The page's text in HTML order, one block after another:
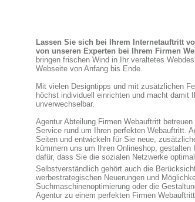
Lassen Sie sich bei Ihrem Internetauftritt
von unseren Experten bei Ihrem Firmen
bringen frischen Wind in Ihr veraltetes
Webseite von Anfang bis Ende.
Mit vielen Designtipps und mit zusätzlichen
höchst individuell einrichten und macht damit
unverwechselbar.
Agentur Abteilung Firmen Webauftritt
Service rund um Ihren perfekten Webauftritt.
Seiten und entwickeln für Sie neue,
kümmern uns um Ihren Onlineshop, gestalten
dafür, dass Sie die sozialen Netzwerke
Selbstverständlich gehört auch die
werbestrategischen Neuerungen und
Suchmaschinenoptimierung oder die
Agentur zu einem perfekten Firmen